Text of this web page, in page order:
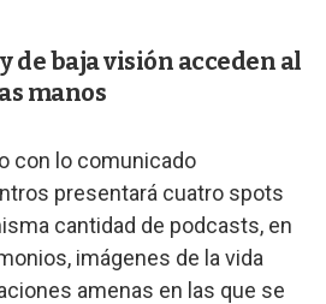
de baja visión acceden al
manos
con lo comunicado
presentará cuatro spots
cantidad de podcasts, en
imágenes de la vida
amenas en las que se